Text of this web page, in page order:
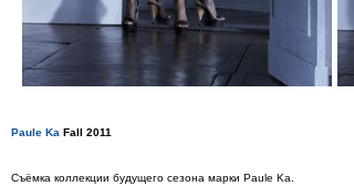
Paule Ka Fall 2011
Съёмка коллекции будущего сезона марки Paule Ka.